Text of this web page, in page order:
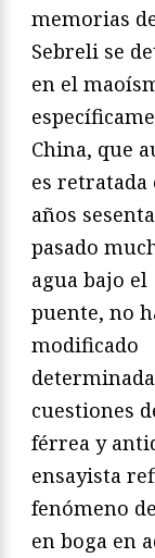
memorias
Sebreli se
en el
China, que
es retratada
años
pasado
agua bajo el
puente, no
modificado
cuestiones
férrea y
ensayista
fenómeno
en boga en